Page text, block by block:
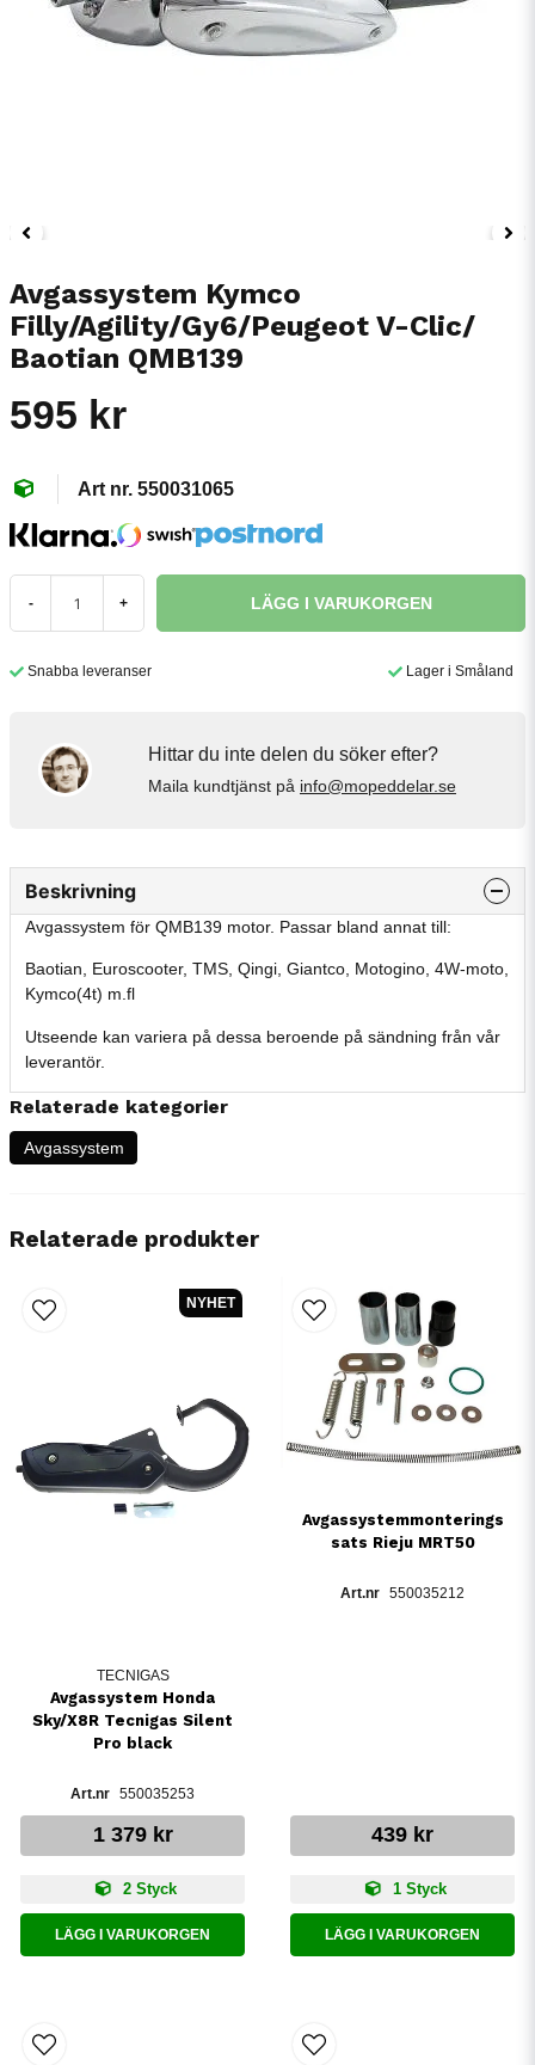
Avgassystem Kymco
Filly/Agility/Gy6/Peugeot V-Clic/
Baotian QMB139
595 kr
550031065
- + LÄGG I VARUKORGEN
Snabba leveranser Lager i Småland
Hittar du inte delen du söker efter?
Maila kundtjänst på info@mopeddelar.se
Beskrivning
Avgassystem för QMB139 motor. Passar bland annat till:
Baotian, Euroscooter, TMS, Qingi, Giantco, Motogino, 4W-moto,
Kymco(4t) m.fl
Utseende kan variera på dessa beroende på sändning från vår
leverantör.
Relaterade kategorier
Avgassystem
Relaterade produkter
TECNIGAS
Avgassystem Honda
Sky/X8R Tecnigas Silent
Pro black
550035253
1 379 kr
2 Styck
LÄGG I VARUKORGEN
NYHET
Avgassystemmonterings
sats Rieju MRT50
550035212
439 kr
1 Styck
LÄGG I VARUKORGEN